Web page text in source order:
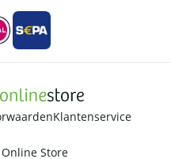
Klantenservice
Store